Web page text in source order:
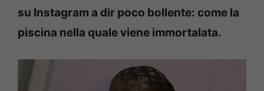
su Instagram a dir poco bollente: come la
piscina nella quale viene immortalata.